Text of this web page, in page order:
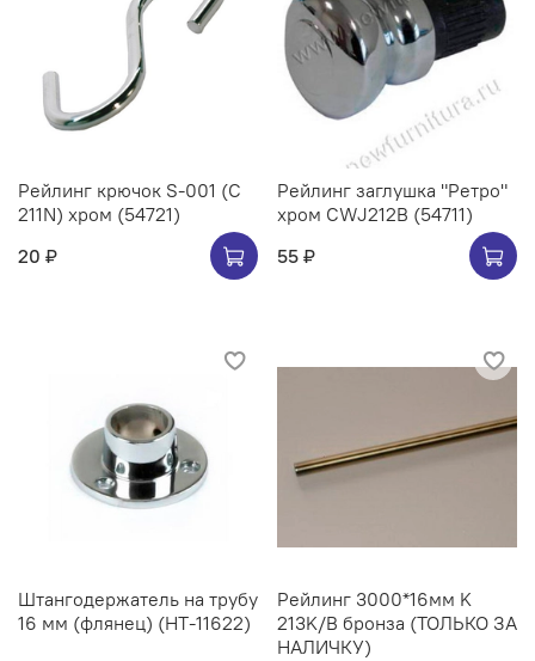
Рейлинг крючок S-001 (C
211N) хром (54721)
20 ₽
Рейлинг заглушка "Ретро"
хром CWJ212B (54711)
55 ₽
Штангодержатель на трубу
16 мм (флянец) (НТ-11622)
Рейлинг 3000*16мм K
213K/B бронза (ТОЛЬКО ЗА
НАЛИЧКУ)